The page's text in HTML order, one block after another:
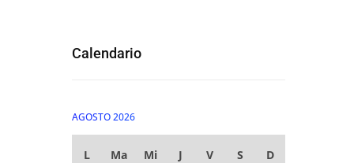
Calendario
AGOSTO 2026
L Ma Mi J V S D